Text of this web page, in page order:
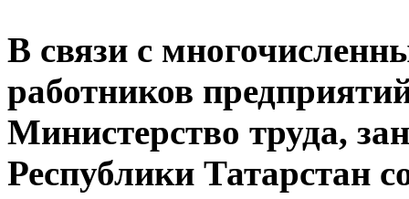
В связи с
работников
Министерство труда,
Республики Татарстан